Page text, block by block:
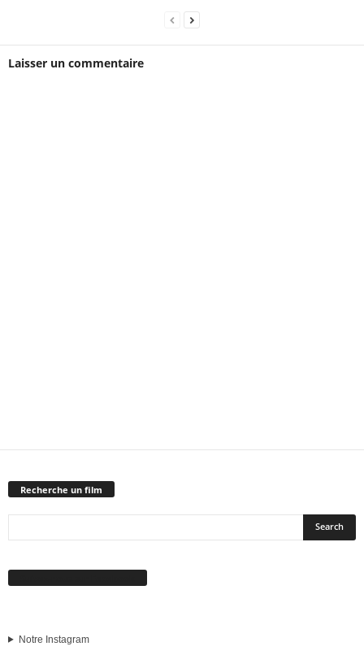
Laisser un commentaire
Recherche un film
Notre Instagram